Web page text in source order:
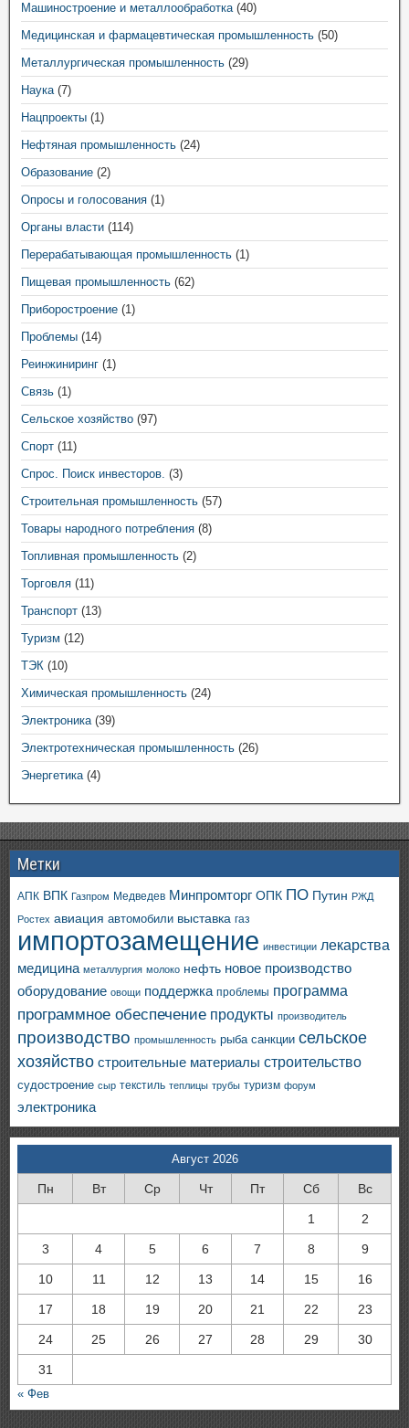
Машиностроение и металлообработка(40)
Медицинская и фармацевтическая промышленность (50)
Металлургическая промышленность (29)
Наука(7)
Нацпроекты (1)
Нефтяная промышленность (24)
Образование (2)
Опросы и голосования (1)
Органы власти (114)
Перерабатывающая промышленность (1)
Пищевая промышленность (62)
Приборостроение (1)
Проблемы (14)
Реинжиниринг (1)
Связь (1)
Сельское хозяйство (97)
Спорт (11)
Спрос. Поиск инвесторов. (3)
Строительная промышленность (57)
Товары народного потребления (8)
Топливная промышленность (2)
Торговля (11)
Транспорт (13)
Туризм (12)
ТЭК (10)
Химическая промышленность (24)
Электроника(39)
Электротехническая промышленность (26)
Энергетика(4)
Метки
АПК ВПК Газпром Медведев Минпромторг ОПК ПО Путин РЖД
Ростех авиация автомобили выставка газ
импортозамещение инвестиции лекарства
медицина металлургия молоко нефть новое производство
оборудование овощи поддержка проблемы программа
программное обеспечение продукты производитель
производство промышленность рыба санкции сельское
хозяйство строительные материалы строительство
судостроение сыр текстиль теплицы трубы туризм форум
электроника
Август 2026
Пн Вт Ср Чт Пт Сб Вс
1 2
3 4 5 6 7 8 9
10 11 12 13 14 15 16
17 18 19 20 21 22 23
24 25 26 27 28 29 30
31
« Фев